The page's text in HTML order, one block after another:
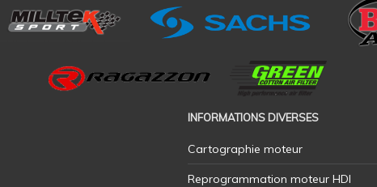
INFORMATIONS DIVERSES
Cartographie moteur
Reprogrammation moteur HDI